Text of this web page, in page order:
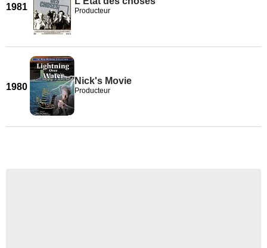
1981 Producteur
1980
Nick's Movie
Producteur